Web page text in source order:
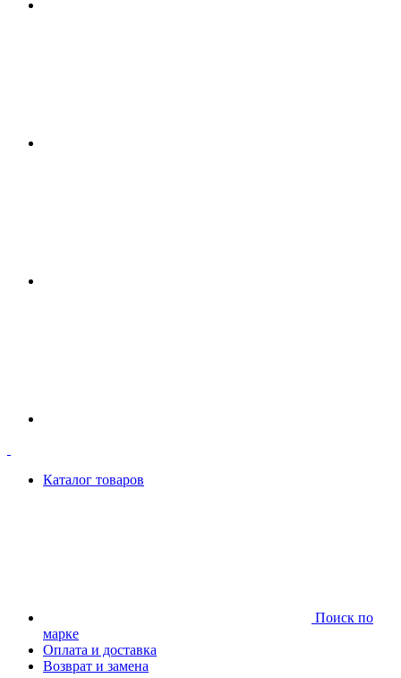
Каталог товаров
Поиск по
марке
Оплата и доставка
Возврат и замена